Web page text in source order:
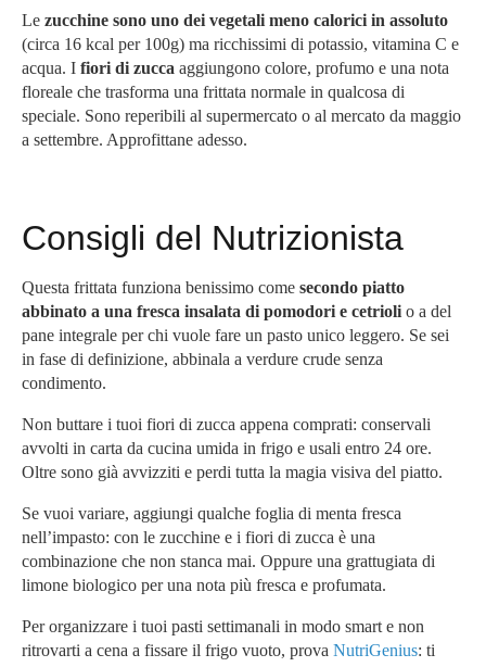
Le zucchine sono uno dei vegetali meno calorici in assoluto
(circa 16 kcal per 100g) ma ricchissimi di potassio, vitamina C e
acqua. I fiori di zucca aggiungono colore, profumo e una nota
floreale che trasforma una frittata normale in qualcosa di
speciale. Sono reperibili al supermercato o al mercato da maggio
a settembre. Approfittane adesso.
Consigli del Nutrizionista
Questa frittata funziona benissimo come secondo piatto
abbinato a una fresca insalata di pomodori e cetrioli o a del
pane integrale per chi vuole fare un pasto unico leggero. Se sei
in fase di definizione, abbinala a verdure crude senza
condimento.
Non buttare i tuoi fiori di zucca appena comprati: conservali
avvolti in carta da cucina umida in frigo e usali entro 24 ore.
Oltre sono già avvizziti e perdi tutta la magia visiva del piatto.
Se vuoi variare, aggiungi qualche foglia di menta fresca
nell’impasto: con le zucchine e i fiori di zucca è una
combinazione che non stanca mai. Oppure una grattugiata di
limone biologico per una nota più fresca e profumata.
Per organizzare i tuoi pasti settimanali in modo smart e non
ritrovarti a cena a fissare il frigo vuoto, prova NutriGenius: ti